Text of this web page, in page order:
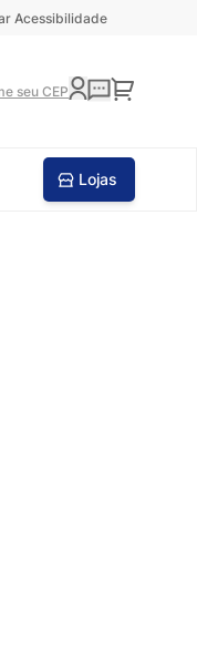
Acessibilidade
seu CEP Carrinho
Lojas